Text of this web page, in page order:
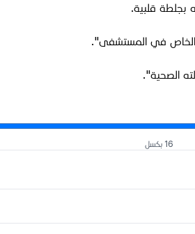
بجلطة قلبية.
الخاص في المستشفى".
الصحية".
16 بكسل